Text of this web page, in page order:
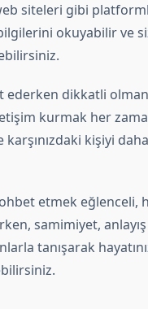
siteleri gibi
okuyabilir ve
dikkatli
kurmak her
kişiyi
etmek eğlenceli,
samimiyet,
tanışarak